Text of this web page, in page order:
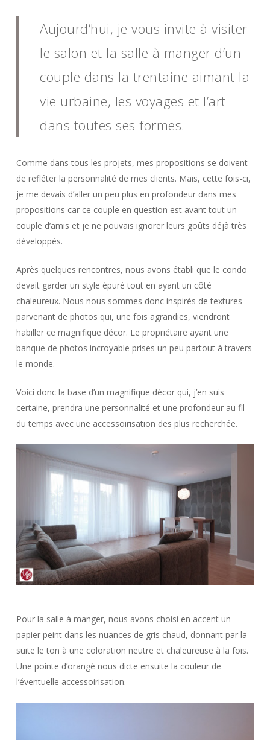
Aujourd’hui, je vous invite à visiter
le salon et la salle à manger d’un
couple dans la trentaine aimant la
vie urbaine, les voyages et l’art
dans toutes ses formes.
Comme dans tous les projets, mes propositions se doivent
de refléter la personnalité de mes clients. Mais, cette fois-ci,
je me devais d’aller un peu plus en profondeur dans mes
propositions car ce couple en question est avant tout un
couple d’amis et je ne pouvais ignorer leurs goûts déjà très
développés.
Après quelques rencontres, nous avons établi que le condo
devait garder un style épuré tout en ayant un côté
chaleureux. Nous nous sommes donc inspirés de textures
parvenant de photos qui, une fois agrandies, viendront
habiller ce magnifique décor. Le propriétaire ayant une
banque de photos incroyable prises un peu partout à travers
le monde.
Voici donc la base d’un magnifique décor qui, j’en suis
certaine, prendra une personnalité et une profondeur au fil
du temps avec une accessoirisation des plus recherchée.
Pour la salle à manger, nous avons choisi en accent un
papier peint dans les nuances de gris chaud, donnant par la
suite le ton à une coloration neutre et chaleureuse à la fois.
Une pointe d’orangé nous dicte ensuite la couleur de
l’éventuelle accessoirisation.